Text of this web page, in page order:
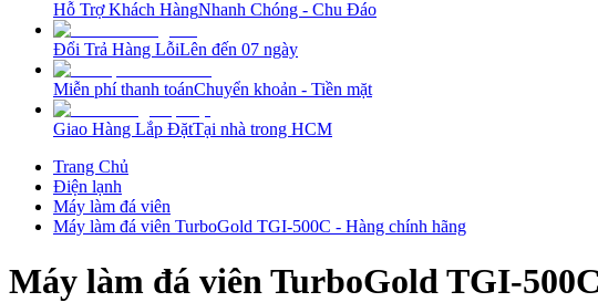
Hỗ Trợ Khách HàngNhanh Chóng - Chu Đáo
Đổi Trả Hàng LỗiLên đến 07 ngày
Miễn phí thanh toánChuyển khoản - Tiền mặt
Giao Hàng Lắp ĐặtTại nhà trong HCM
Trang Chủ
Điện lạnh
Máy làm đá viên
Máy làm đá viên TurboGold TGI-500C - Hàng chính hãng
Máy làm đá viên TurboGold TGI-